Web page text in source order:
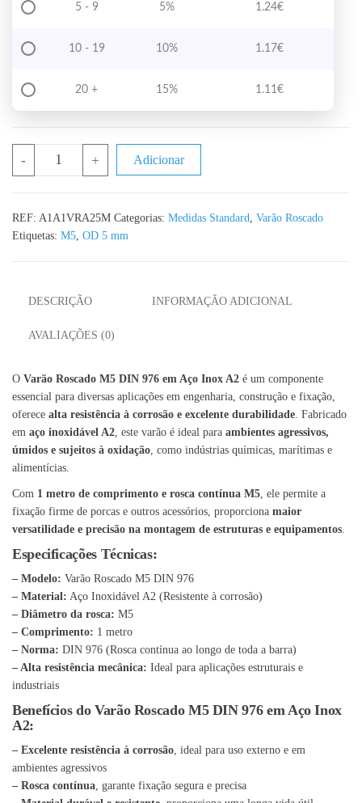
5 - 9 5% 1.24€
10 - 19 10% 1.17€
20 + 15% 1.11 €
- + Adicionar
REF: A1A1VRA25M Categorias: Medidas Standard
Varão Roscado
Etiquetas: M5 OD 5 mm
DESCRIÇÃO INFORMAÇÃO ADICIONAL
AVALIAÇÕES (0)
O Varão Roscado M5 DIN 976 em Aço Inox A2 é um componente
essencial para diversas aplicações em engenharia, construção e fixação,
oferece alta resistência à corrosão e excelente durabilidade. Fabricado
em aço inoxidável A2, este varão é ideal para ambientes agressivos,
úmidos e sujeitos à oxidação, como indústrias químicas, marítimas e
alimentícias.
Com 1 metro de comprimento e rosca contínua M5, ele permite a
fixação firme de porcas e outros acessórios, proporciona maior
versatilidade e precisão na montagem de estruturas e equipamentos.
Especificações Técnicas:
– Modelo: Varão Roscado M5 DIN 976
– Material: Aço Inoxidável A2 (Resistente à corrosão)
– Diâmetro da rosca: M5
– Comprimento: 1 metro
– Norma: DIN 976 (Rosca contínua ao longo de toda a barra)
– Alta resistência mecânica: Ideal para aplicações estruturais e
industriais
Benefícios do Varão Roscado M5 DIN 976 em Aço Inox
A2:
– Excelente resistência à corrosão, ideal para uso externo e em
ambientes agressivos
– Rosca contínua, garante fixação segura e precisa